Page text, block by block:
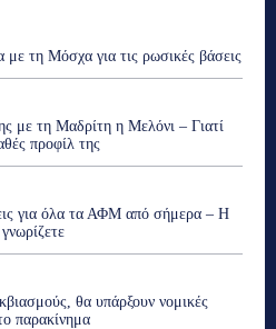
τη Μόσχα για τις ρωσικές βάσεις
με τη Μαδρίτη η Μελόνι – Γιατί
προφίλ της
για όλα τα ΑΦΜ από σήμερα – Η
θα υπάρξουν νομικές
παρακίνημα